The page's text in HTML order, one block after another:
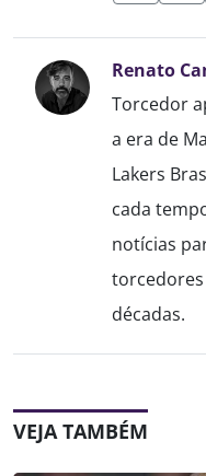
Renato
Torcedor
a era de
Lakers
cada
notícias
décadas.
VEJA TAMBÉM